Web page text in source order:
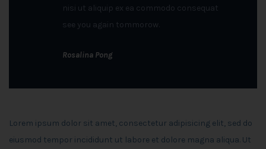
nisi ut aliquip ex ea commodo consequat
see you again tommorow.
Rosalina Pong
Lorem ipsum dolor sit amet, consectetur adipisicing elit, sed do
eiusmod tempor incididunt ut labore et dolore magna aliqua. Ut